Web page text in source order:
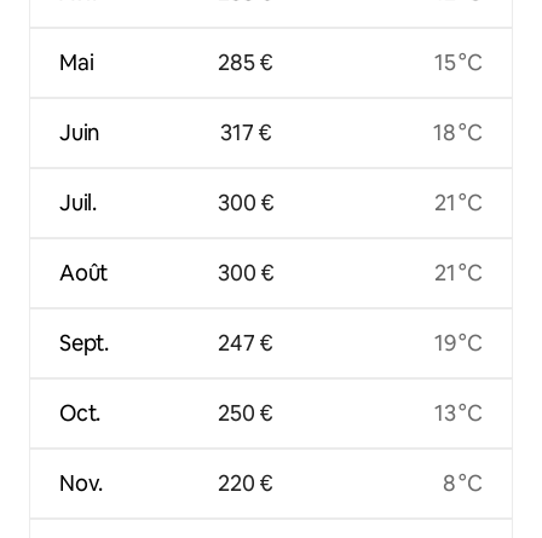
Mai
Juin
Juil.
Août
Sept.
Oct.
Nov.
285 €
317 €
300 €
300 €
247 €
250 €
220 €
15 °C
18 °C
21 °C
21 °C
19 °C
13 °C
8 °C